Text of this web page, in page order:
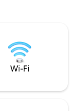
Wi-Fi